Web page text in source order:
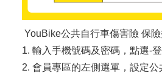
YouBike公共自行車傷害險 保
1. 輸入手機號碼及密碼，點選-
2. 會員專區的左側選單，設定